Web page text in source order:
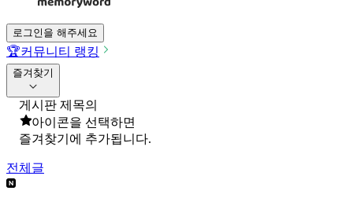
로그인을 해주세요
🏆커뮤니티 랭킹
즐겨찾기
게시판 제목의
아이콘을 선택하면
즐겨찾기에 추가됩니다.
전체글